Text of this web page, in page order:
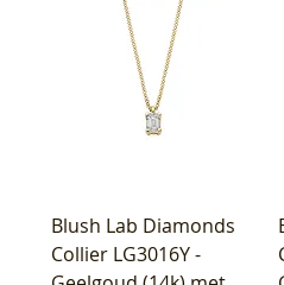
Blush Lab Diamonds
Collier LG3016Y -